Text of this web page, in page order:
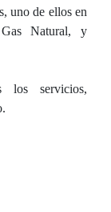
uno de ellos en
Natural, y
los servicios,